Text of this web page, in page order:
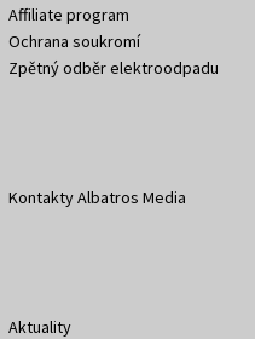
Affiliate program
Ochrana soukromí
Zpětný odběr elektroodpadu
Kontakty Albatros Media
Aktuality